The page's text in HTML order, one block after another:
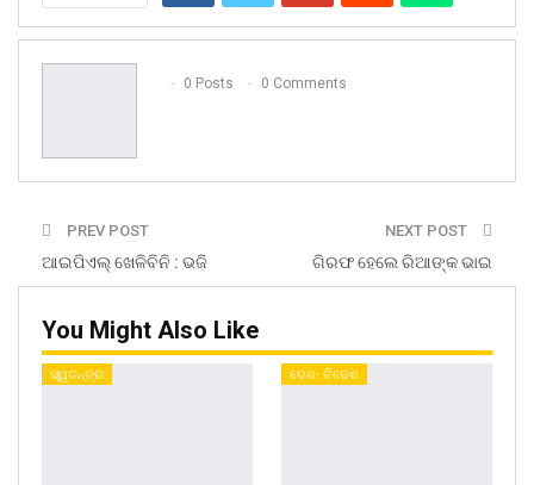
0 Posts 0 Comments
PREV POST
ଆଇପିଏଲ୍‌ ଖେଳିବିନି : ଭଜି
NEXT POST
ଗିରଫ ହେଲେ ରିଆଙ୍କ ଭାଇ
You Might Also Like
ସ୍ୱତନ୍ତ୍ର ଦେଶ- ବିଦେଶ